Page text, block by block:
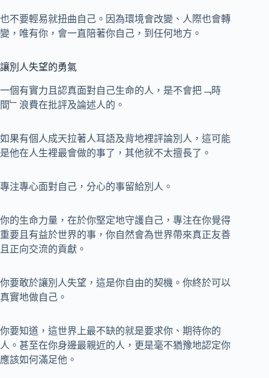
也不要輕易就扭曲自己。因為環境會改變、人際也會轉
變，唯有你，會一直陪著你自己，到任何地方。
讓別人失望的勇氣
一個有實力且認真面對自己生命的人，是不會把﹁時
間﹂浪費在批評及論述人的。
如果有個人成天拉著人耳語及背地裡評論別人，這可能
是他在人生裡最會做的事了，其他就不太擅長了。
專注專心面對自己，分心的事留給別人。
你的生命力量，在於你堅定地守護自己，專注在你覺得
重要且有益於世界的事，你自然會為世界帶來真正友善
且正向交流的貢獻。
你要敢於讓別人失望，這是你自由的契機。你終於可以
真實地做自己。
你要知道，這世界上最不缺的就是要求你、期待你的
人。甚至在你身邊最親近的人，更是毫不猶豫地認定你
應該如何滿足他。